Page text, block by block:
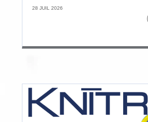
28 JUIL 2026